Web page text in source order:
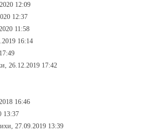
12:09
12:37
11:58
16:14
26.12.2019 17:42
16:46
13:37
27.09.2019 13:39